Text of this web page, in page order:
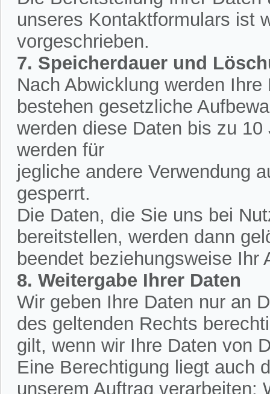
unseres Kontaktformulars ist
vorgeschrieben.
7. Speicherdauer und
Nach Abwicklung werden
bestehen gesetzliche
werden diese Daten bis zu
werden für
jegliche andere Verwendung
gesperrt.
Die Daten, die Sie uns bei
bereitstellen, werden dann
beendet beziehungsweise
8. Weitergabe Ihrer Daten
Wir geben Ihre Daten nur an
des geltenden Rechts
gilt, wenn wir Ihre Daten von
Eine Berechtigung liegt auch
unserem Auftrag verarbeiten: